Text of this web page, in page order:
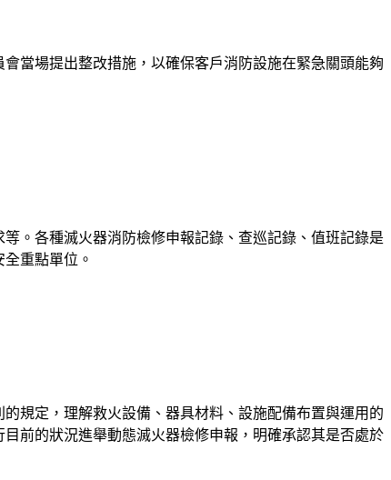
當場提出整改措施，以確保客戶消防設施在緊急關頭能夠
。各種滅火器消防檢修申報記錄、查巡記錄、值班記錄是
重點單位。
規定，理解救火設備、器具材料、設施配備布置與運用的
前的狀況進舉動態滅火器檢修申報，明確承認其是否處於